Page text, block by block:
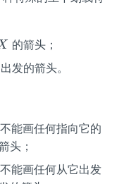
的箭头；
出发的箭头。
不能画任何指向它的
头；
不能画任何从它出发